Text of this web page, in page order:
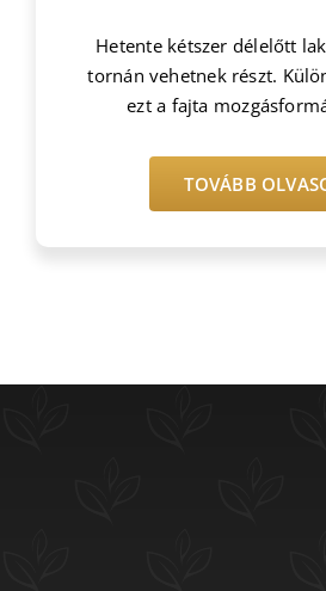
Hetente kétszer délelőtt
tornán vehetnek részt.
ezt a fajta
TOVÁBB